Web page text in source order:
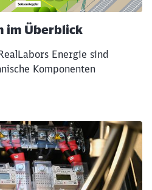
im Überblick
Energie sind
Komponenten